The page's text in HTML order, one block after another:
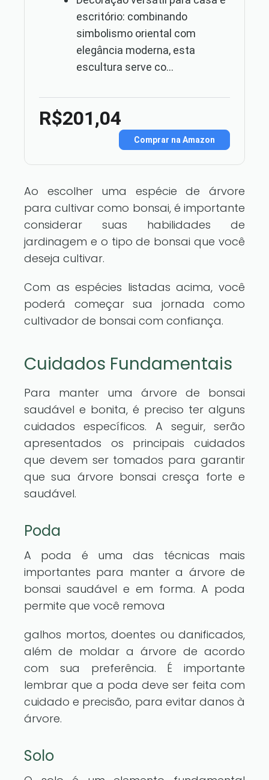
escritório: combinando
simbolismo oriental com
elegância moderna, esta
escultura serve co...
R$201,04
Comprar na Amazon
Ao escolher uma espécie de árvore
para cultivar como bonsai, é importante
considerar suas habilidades de
jardinagem e o tipo de bonsai que você
deseja cultivar.
Com as espécies listadas acima, você
poderá começar sua jornada como
cultivador de bonsai com confiança.
Cuidados Fundamentais
Para manter uma árvore de bonsai
saudável e bonita, é preciso ter alguns
cuidados específicos. A seguir, serão
apresentados os principais cuidados
que devem ser tomados para garantir
que sua árvore bonsai cresça forte e
saudável.
Poda
A poda é uma das técnicas mais
importantes para manter a árvore de
bonsai saudável e em forma. A poda
permite que você remova
galhos mortos, doentes ou danificados,
além de moldar a árvore de acordo
com sua preferência. É importante
lembrar que a poda deve ser feita com
cuidado e precisão, para evitar danos à
árvore.
Solo